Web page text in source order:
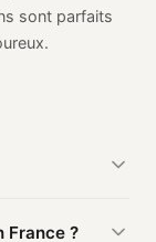
sont parfaits
enFrance
France ?